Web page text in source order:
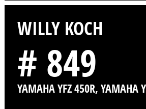
WILLY KOCH
# 849
YAMAHA YFZ 450R, YAMAHA